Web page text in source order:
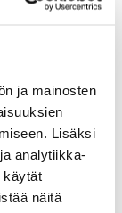
ja mainosten
Lisäksi
analytiikka-
käytät
näitä
69+76=145